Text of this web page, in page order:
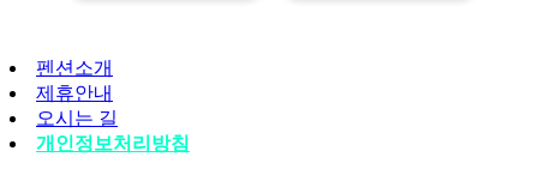
펜션소개
제휴안내
오시는 길
개인정보처리방침